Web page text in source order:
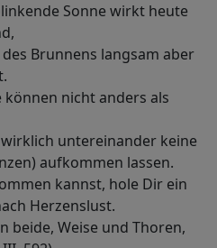
Sonne wirkt heute
Brunnens langsam aber
nicht anders als
untereinander keine
aufkommen lassen.
kannst, hole Dir ein
Herzenslust.
beide, Weise und Thoren,